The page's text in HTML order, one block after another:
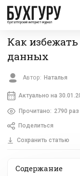
бухгалтерский интернет-журнал
Как
данных
Автор: Наталья
Актуально на
Прочитано: 2790 раз
Поделиться
Сохранить статью
Содержание